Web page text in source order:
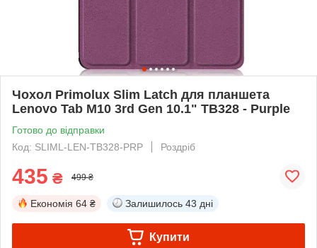
Чохол Primolux Slim Latch для планшета
Lenovo Tab M10 3rd Gen 10.1" TB328 - Purple
Готово до відправки
Код: SLIML-LEN-TB328-PRP
Роздріб
435 ₴ 499 ₴
Економія 64 ₴ Залишилось 43 дні
Купити